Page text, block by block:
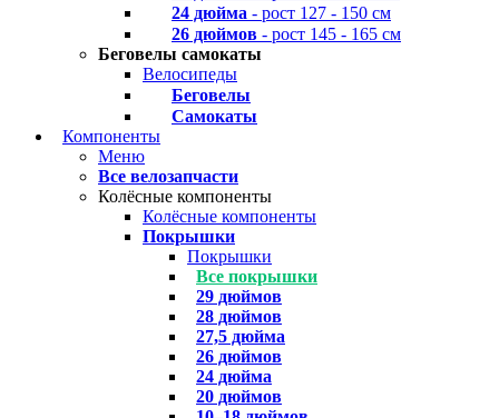
24 дюйма - рост 127 - 150 см
26 дюймов - рост 145 - 165 см
Беговелы самокаты
Велосипеды
Беговелы
Самокаты
Компоненты
Меню
Все велозапчасти
Колёсные компоненты
Колёсные компоненты
Покрышки
Покрышки
Все покрышки
29 дюймов
28 дюймов
27,5 дюйма
26 дюймов
24 дюйма
20 дюймов